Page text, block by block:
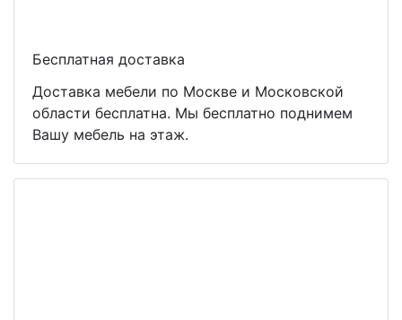
Бесплатная доставка
Доставка мебели по Москве и Московской
области бесплатна. Мы бесплатно поднимем
Вашу мебель на этаж.